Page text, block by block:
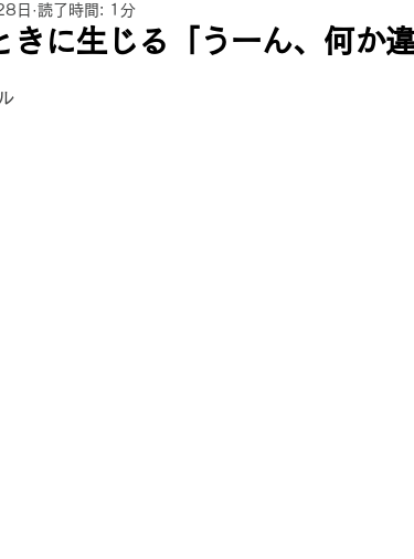
お役立ちコンテンツ
きに生じる「うーん、何か
日 読了時間: 1分